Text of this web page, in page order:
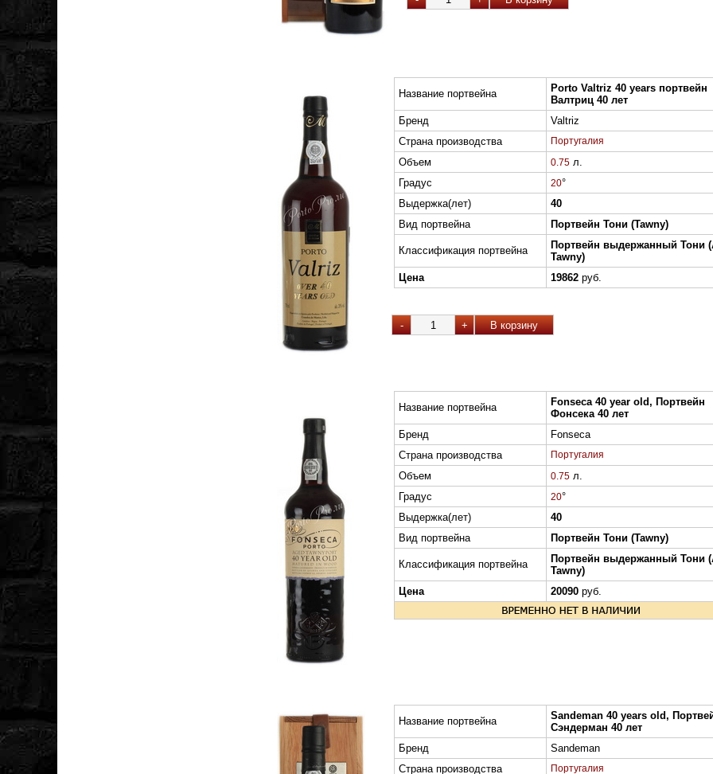
Название портвейна
Porto Valtriz 40 years портвейн
Валтриц 40 лет
Бренд
Valtriz
Страна производства
Португалия
Объем 0.75 л.
Градус
20°
Выдержка(лет)
40
Вид портвейна
Портвейн Тони (Tawny)
Классификация портвейна
Портвейн выдержанный Тони
Tawny)
Цена
19862 руб.
Название портвейна
Fonseca 40 year old, Портвейн
Фонсека 40 лет
Бренд
Fonseca
Страна производства
Португалия
Объем 0.75 л.
Градус
20°
Выдержка(лет)
40
Вид портвейна
Портвейн Тони (Tawny)
Классификация портвейна
Портвейн выдержанный Тони
Tawny)
Цена
20090 руб.
Название портвейна
Sandeman 40 years old,
Сэндерман 40 лет
Бренд
Sandeman
Страна производства
Португалия